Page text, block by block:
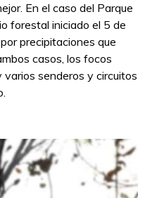
En el caso del Parque
forestal iniciado el 5 de
precipitaciones que
casos, los focos
senderos y circuitos